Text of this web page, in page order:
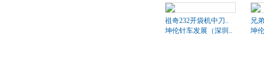
祖奇232开袋机中刀..
坤伦针车发展（深圳..
兄
坤